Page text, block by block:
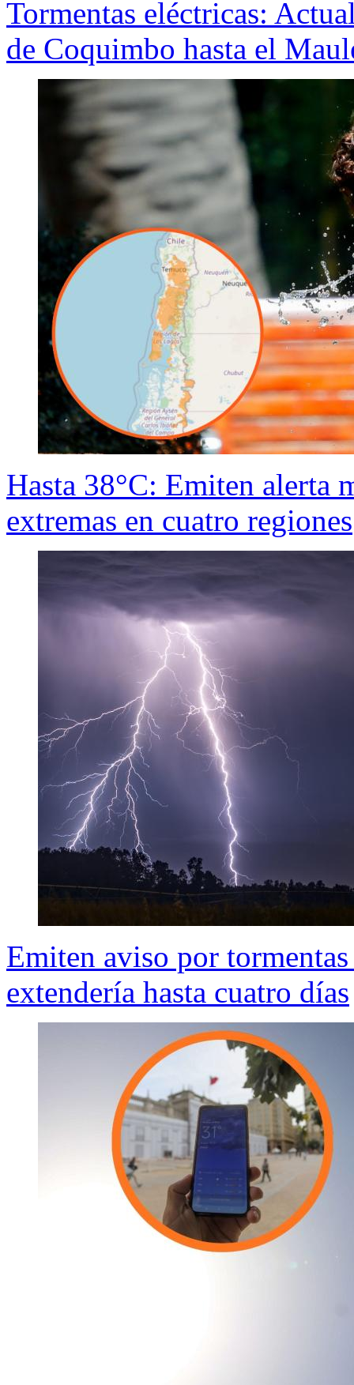
Tormentas eléctricas:
de Coquimbo hasta el
Hasta 38°C: Emiten alerta
extremas en cuatro regiones
Emiten aviso por
extendería hasta cuatro días